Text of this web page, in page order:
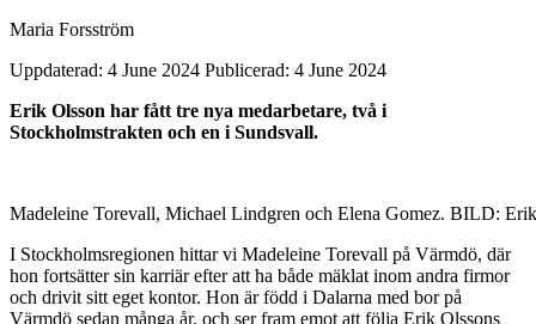
Maria Forsström
Uppdaterad: 4 June 2024 Publicerad: 4 June 2024
Erik Olsson har fått tre nya medarbetare, två i
Stockholmstrakten och en i Sundsvall.
Madeleine Torevall, Michael Lindgren och Elena Gomez. BILD:
I Stockholmsregionen hittar vi Madeleine Torevall på Värmdö, där
hon fortsätter sin karriär efter att ha både mäklat inom andra firmor
och drivit sitt eget kontor. Hon är född i Dalarna med bor på
Värmdö sedan många år, och ser fram emot att följa Erik Olssons